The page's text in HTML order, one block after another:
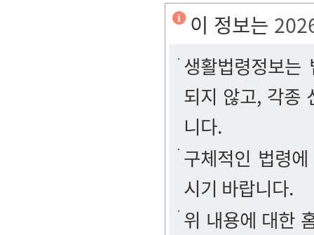
이 정보는
생활법령정보
되지 않고, 각종
니다.
구체적인 법령
시기 바랍니다.
위 내용에 대한